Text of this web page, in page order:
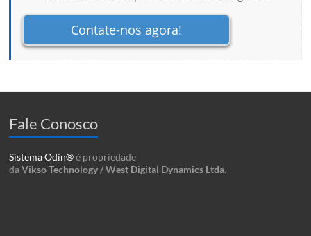
Contate-nos agora!
Fale Conosco
Sistema Odin®é propriedade
daVikso Technology / West Digital Dynamics Ltda.